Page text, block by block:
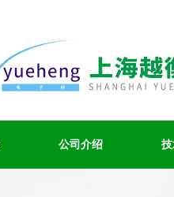
公司介绍